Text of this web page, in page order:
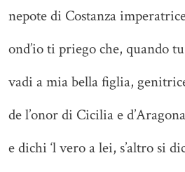
nepote di Costanza
ond’io ti priego che, quando
vadi a mia bella figlia,
de l’onor di Cicilia e
e dichi ‘l vero a lei, s’altro si